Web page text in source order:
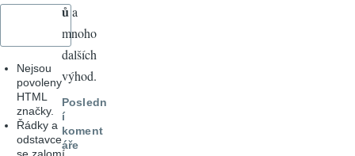
Nejsou
povoleny
HTML
značky.
Řádky a
odstavce
se zalomí
ůa
mnoho
dalších
výhod.
Posledn
í
koment
áře